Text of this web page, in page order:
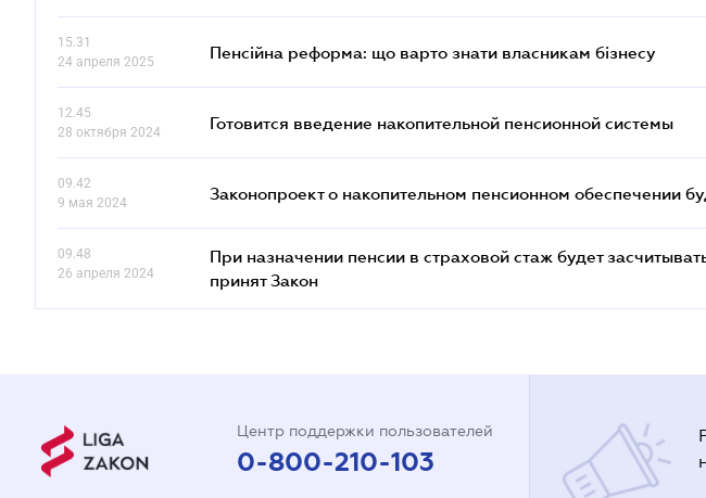
15.31
24 апреля 2025
Пенсійна реформа: що варто знати власникам бізнесу
12.45
28 октября 2024
Готовится введение накопительной пенсионной системы
09.42
9 мая 2024
Законопроект о накопительном пенсионном обеспечении
09.48
26 апреля 2024
При назначении пенсии в страховой стаж будет
принят Закон
Центр поддержки пользователей
0-800-210-103